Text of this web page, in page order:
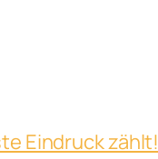
Eindruck zählt!